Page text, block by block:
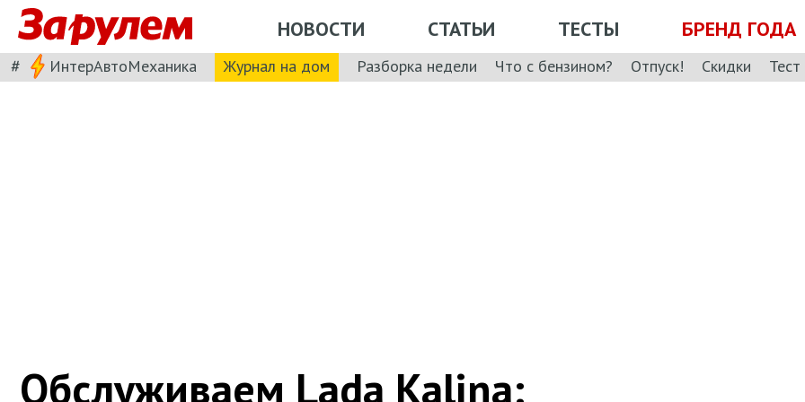
НОВОСТИ СТАТЬИ ТЕСТЫ БРЕНД ГОДА
# ИнтерАвтоМеханика Журнал на дом Разборка недели Что с бензином? Отпуск! Скидки
Обслуживаем Lada Kalina: